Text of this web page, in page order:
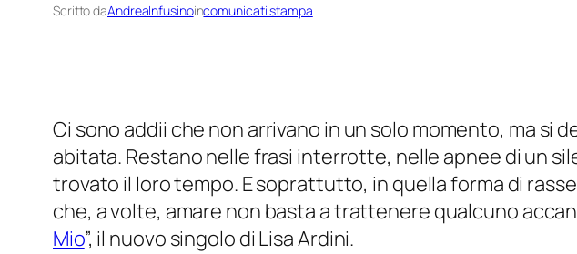
Scritto daAndreaInfusinoincomunicati stampa
Ci sono addii che non arrivano in un solo momento, ma si
abitata. Restano nelle frasi interrotte, nelle apnee di un
trovato il loro tempo. E soprattutto, in quella forma di
che, a volte, amare non basta a trattenere qualcuno
Mio”, il nuovo singolo di Lisa Ardini.